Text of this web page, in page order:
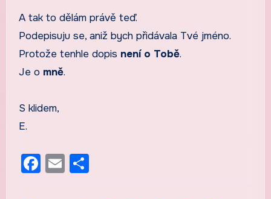
A tak to dělám právě teď.
Podepisuju se, aniž bych přidávala Tvé jméno.
Protože tenhle dopis není o Tobě.
Je o mně.
S klidem,
E.
Facebook
EmailShare